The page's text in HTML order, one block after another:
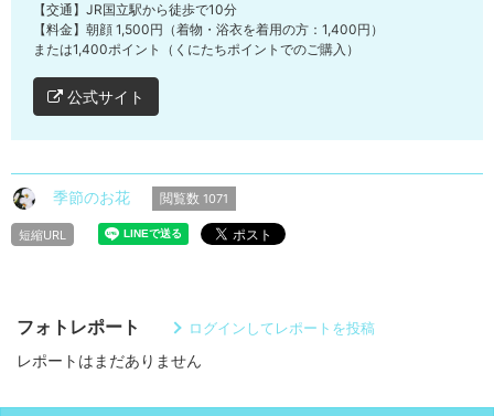
【交通】JR国立駅から徒歩で10分
【料金】朝顔 1,500円（着物・浴衣を着用の方：1,400円）
または1,400ポイント（くにたちポイントでのご購入）
公式サイト
季節のお花 閲覧数 1071
短縮URL
フォトレポート ログインしてレポートを投稿
レポートはまだありません